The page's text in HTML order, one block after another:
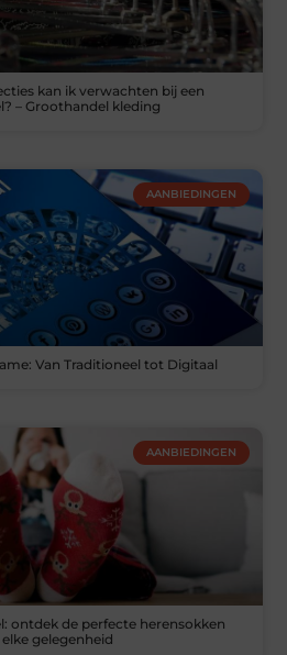
kan ik verwachten bij een
– Groothandel kleding
AANBIEDINGEN
Van Traditioneel tot Digitaal
AANBIEDINGEN
ontdek de perfecte herensokken
gelegenheid